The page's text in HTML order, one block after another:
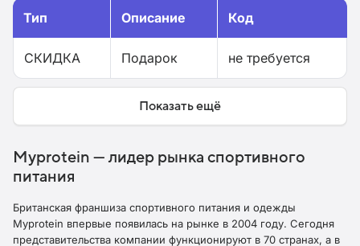
Тип Описание Код
СКИДКА Подарок не требуется
Показать ещё
Myprotein — лидер рынка спортивного
питания
Британская франшиза спортивного питания и одежды
Myprotein впервые появилась на рынке в 2004 году. Сегодня
представительства компании функционируют в 70 странах, а в